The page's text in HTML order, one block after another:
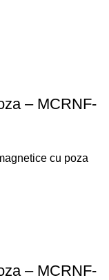
– MCRNF-
cu poza
– MCRNF-